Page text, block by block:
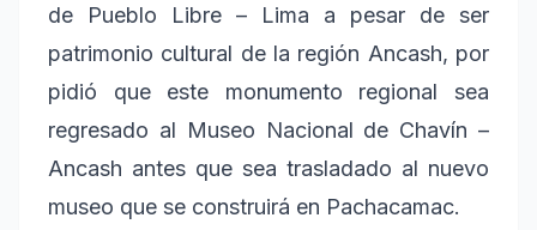
de Pueblo Libre – Lima a pesar de ser
patrimonio cultural de la región Ancash, por
pidió que este monumento regional sea
regresado al Museo Nacional de Chavín –
Ancash antes que sea trasladado al nuevo
museo que se construirá en Pachacamac.